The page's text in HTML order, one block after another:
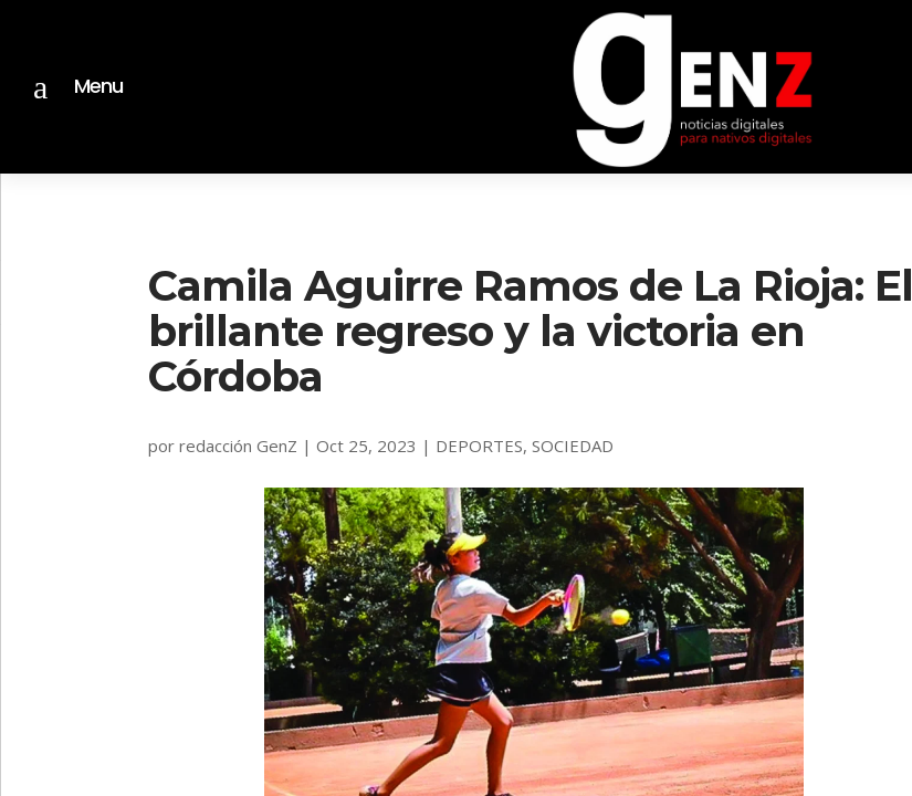
a Menu
Camila Aguirre Ramos de La Rioja: El
brillante regreso y la victoria en
Córdoba
porredacción GenZ |Oct 25, 2023 | DEPORTES,SOCIEDAD